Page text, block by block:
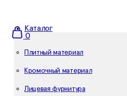
0
Каталог
Плитный материал
Кромочный материал
Лицевая фурнитура